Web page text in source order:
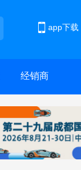
app下载
经销商